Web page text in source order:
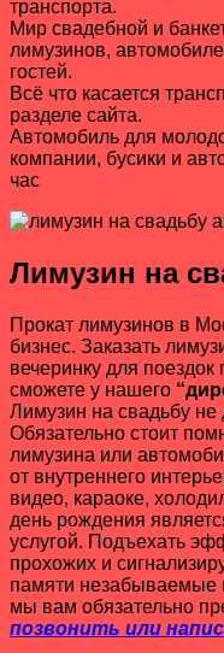
транспорта.
Мир свадебной и
лимузинов,
гостей.
Всё что касается
разделе сайта.
Автомобиль для
компании, бусики и
час
Лимузин на
Прокат лимузинов в
бизнес. Заказать
вечеринку для
сможете у нашего
Лимузин на свадьбу не
Обязательно стоит
лимузина или
от внутреннего
видео, караоке,
день рождения
услугой. Подъехать
прохожих и
памяти незабываемые
мы вам обязательно
позвонить или